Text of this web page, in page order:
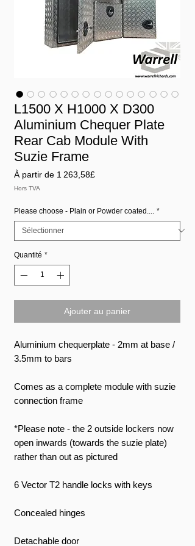
L1500 X H1000 X D300
Aluminium Chequer Plate
Rear Cab Module With
Suzie Frame
À partir de 1 263,58£
Hors TVA
Please choose - Plain or Powder coated.... *
Quantité *
Ajouter au panier
Aluminium chequerplate - 2mm at base /
3.5mm to bars
Comes as a complete module with suzie
connection frame
*Please note - the 2 outside lockers now
open inwards (towards the suzie plate)
rather than out as pictured
6 Vector T2 handle locks with keys
Concealed hinges
Detachable door